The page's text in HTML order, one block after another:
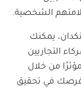
الشخصية.
يمكنك
التجاريين
من خلال
فرصك في تحقيق